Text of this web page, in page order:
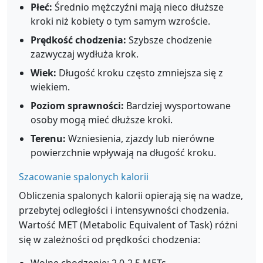
Płeć: Średnio mężczyźni mają nieco dłuższe
kroki niż kobiety o tym samym wzroście.
Prędkość chodzenia: Szybsze chodzenie
zazwyczaj wydłuża krok.
Wiek: Długość kroku często zmniejsza się z
wiekiem.
Poziom sprawności: Bardziej wysportowane
osoby mogą mieć dłuższe kroki.
Terenu: Wzniesienia, zjazdy lub nierówne
powierzchnie wpływają na długość kroku.
Szacowanie spalonych kalorii
Obliczenia spalonych kalorii opierają się na wadze,
przebytej odległości i intensywności chodzenia.
Wartość MET (Metabolic Equivalent of Task) różni
się w zależności od prędkości chodzenia: